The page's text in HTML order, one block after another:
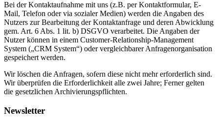
Bei der Kontaktaufnahme mit uns (z.B. per Kontaktformular, E-
Mail, Telefon oder via sozialer Medien) werden die Angaben des
Nutzers zur Bearbeitung der Kontaktanfrage und deren Abwicklung
gem. Art. 6 Abs. 1 lit. b) DSGVO verarbeitet. Die Angaben der
Nutzer können in einem Customer-Relationship-Management
System („CRM System“) oder vergleichbarer Anfragenorganisation
gespeichert werden.
Wir löschen die Anfragen, sofern diese nicht mehr erforderlich sind.
Wir überprüfen die Erforderlichkeit alle zwei Jahre; Ferner gelten
die gesetzlichen Archivierungspflichten.
Newsletter